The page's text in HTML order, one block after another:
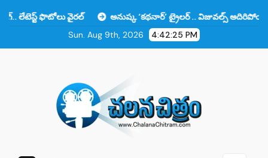
వైరల్
అనుష్క ‘కథనార్’ ట్రైలర్ .. విజువల్స్ అదిరిపోయాయి కానీ ఆ
Sun. Aug 9th, 2026
4:42:26 PM